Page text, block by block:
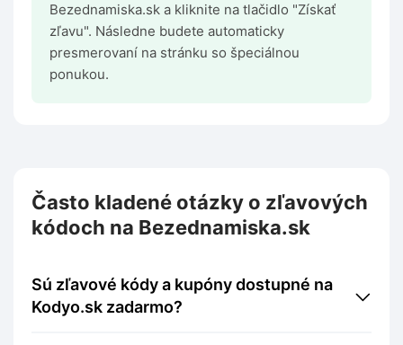
Bezednamiska.sk a kliknite na tlačidlo "Získať
zľavu". Následne budete automaticky
presmerovaní na stránku so špeciálnou
ponukou.
Často kladené otázky o zľavových
kódoch na Bezednamiska.sk
Sú zľavové kódy a kupóny dostupné na
Kodyo.sk zadarmo?